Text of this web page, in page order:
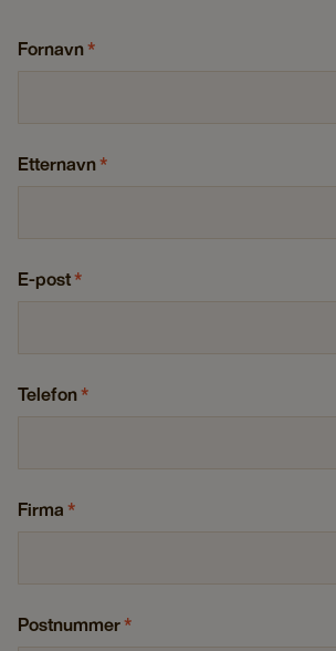
Fornavn*
Etternavn*
E-post*
Telefon*
Firma*
Postnummer*